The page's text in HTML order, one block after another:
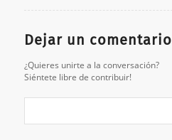
Dejar un comentario
¿Quieres unirte a la conversación?
Siéntete libre de contribuir!